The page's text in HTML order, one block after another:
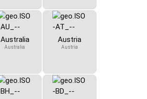
Australia
Australia
Austria
Austria